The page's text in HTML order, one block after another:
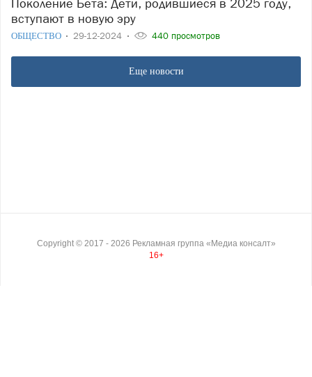
вступают в новую эру
ОБЩЕСТВО 29-12-2024 440 просмотров
Еще новости
Copyright © 2017 - 2026 Рекламная группа «Медиа консалт»
16+